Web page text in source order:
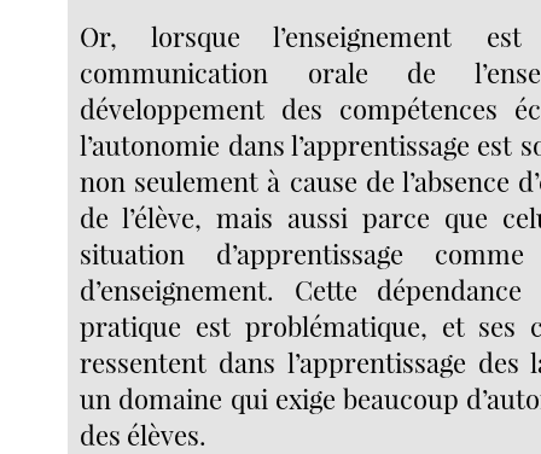
Or, lorsque l’enseignement
communication orale de
développement des compétences
l’autonomie dans l’apprentissage est
non seulement à cause de l’absence
de l’élève, mais aussi parce que
situation d’apprentissage
d’enseignement. Cette
pratique est problématique, et ses
ressentent dans l’apprentissage des
un domaine qui exige beaucoup
des élèves.